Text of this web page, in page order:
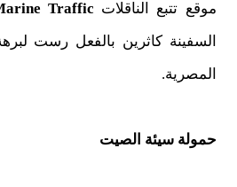
موقع تتبع الناقلات Traffic
السفينة كاثرين بالفعل رست
المصرية.
حمولة سيئة الصيت